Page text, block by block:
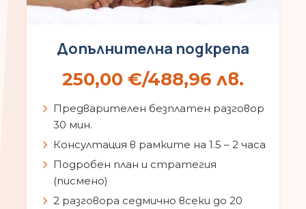
Допълнителна подкрепа
250,00 €/488,96 лв.
Предварителен безплатен разговор
30 мин.
Консултация в рамките на 1.5 – 2 часа
Подробен план и стратегия
(писмено)
2 разговора седмично всеки до 20